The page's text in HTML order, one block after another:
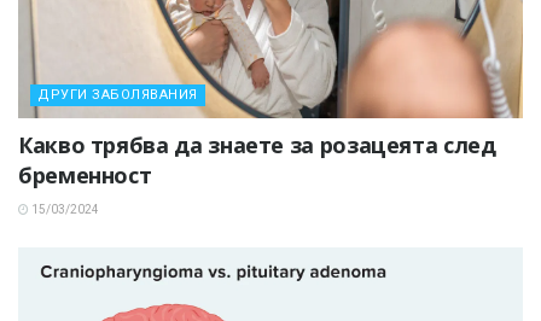
ДРУГИ ЗАБОЛЯВАНИЯ
Какво трябва да знаете за розацеята след
бременност
15/03/2024